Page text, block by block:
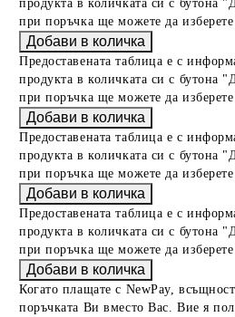
продукта в количката си с бутона
при поръчка ще можете да
Предоставената таблица е с
продукта в количката си с бутона
при поръчка ще можете да
Предоставената таблица е с
продукта в количката си с бутона
при поръчка ще можете да
Предоставената таблица е с
продукта в количката си с бутона
при поръчка ще можете да
Когато плащате с NewPay,
поръчката Ви вместо Вас. Вие я